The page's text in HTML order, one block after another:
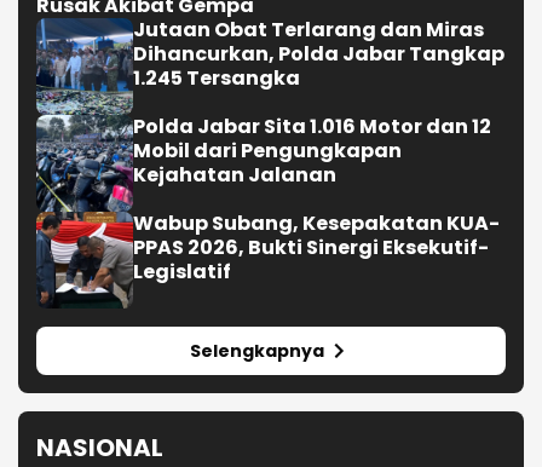
Rusak Akibat Gempa
Jutaan Obat Terlarang dan Miras
Dihancurkan, Polda Jabar Tangkap
1.245 Tersangka
Polda Jabar Sita 1.016 Motor dan 12
Mobil dari Pengungkapan
Kejahatan Jalanan
Wabup Subang, Kesepakatan KUA-
PPAS 2026, Bukti Sinergi Eksekutif-
Legislatif
Selengkapnya
NASIONAL